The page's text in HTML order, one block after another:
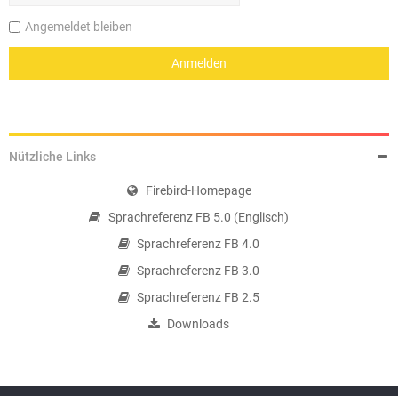
Angemeldet bleiben
Nützliche Links
Firebird-Homepage
Sprachreferenz FB 5.0 (Englisch)
Sprachreferenz FB 4.0
Sprachreferenz FB 3.0
Sprachreferenz FB 2.5
Downloads